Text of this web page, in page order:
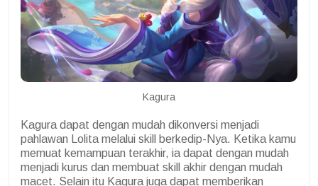
Kagura
Kagura dapat dengan mudah dikonversi menjadi
pahlawan Lolita melalui skill berkedip-Nya. Ketika kamu
memuat kemampuan terakhir, ia dapat dengan mudah
menjadi kurus dan membuat skill akhir dengan mudah
macet. Selain itu Kagura juga dapat memberikan